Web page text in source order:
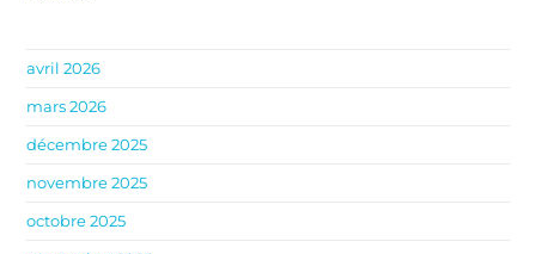
avril 2026
mars 2026
décembre 2025
novembre 2025
octobre 2025